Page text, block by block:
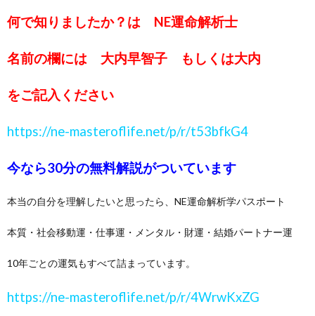
何で知りましたか？は NE運命解析士
名前の欄には 大内早智子 もしくは大内
をご記入ください
https://ne-masteroflife.net/p/r/t53bfkG4
今なら30分の無料解説がついています
本当の自分を理解したいと思ったら、NE運命解析学パスポート
本質・社会移動運・仕事運・メンタル・財運・結婚パートナー運
10年ごとの運気もすべて詰まっています。
https://ne-masteroflife.net/p/r/4WrwKxZG